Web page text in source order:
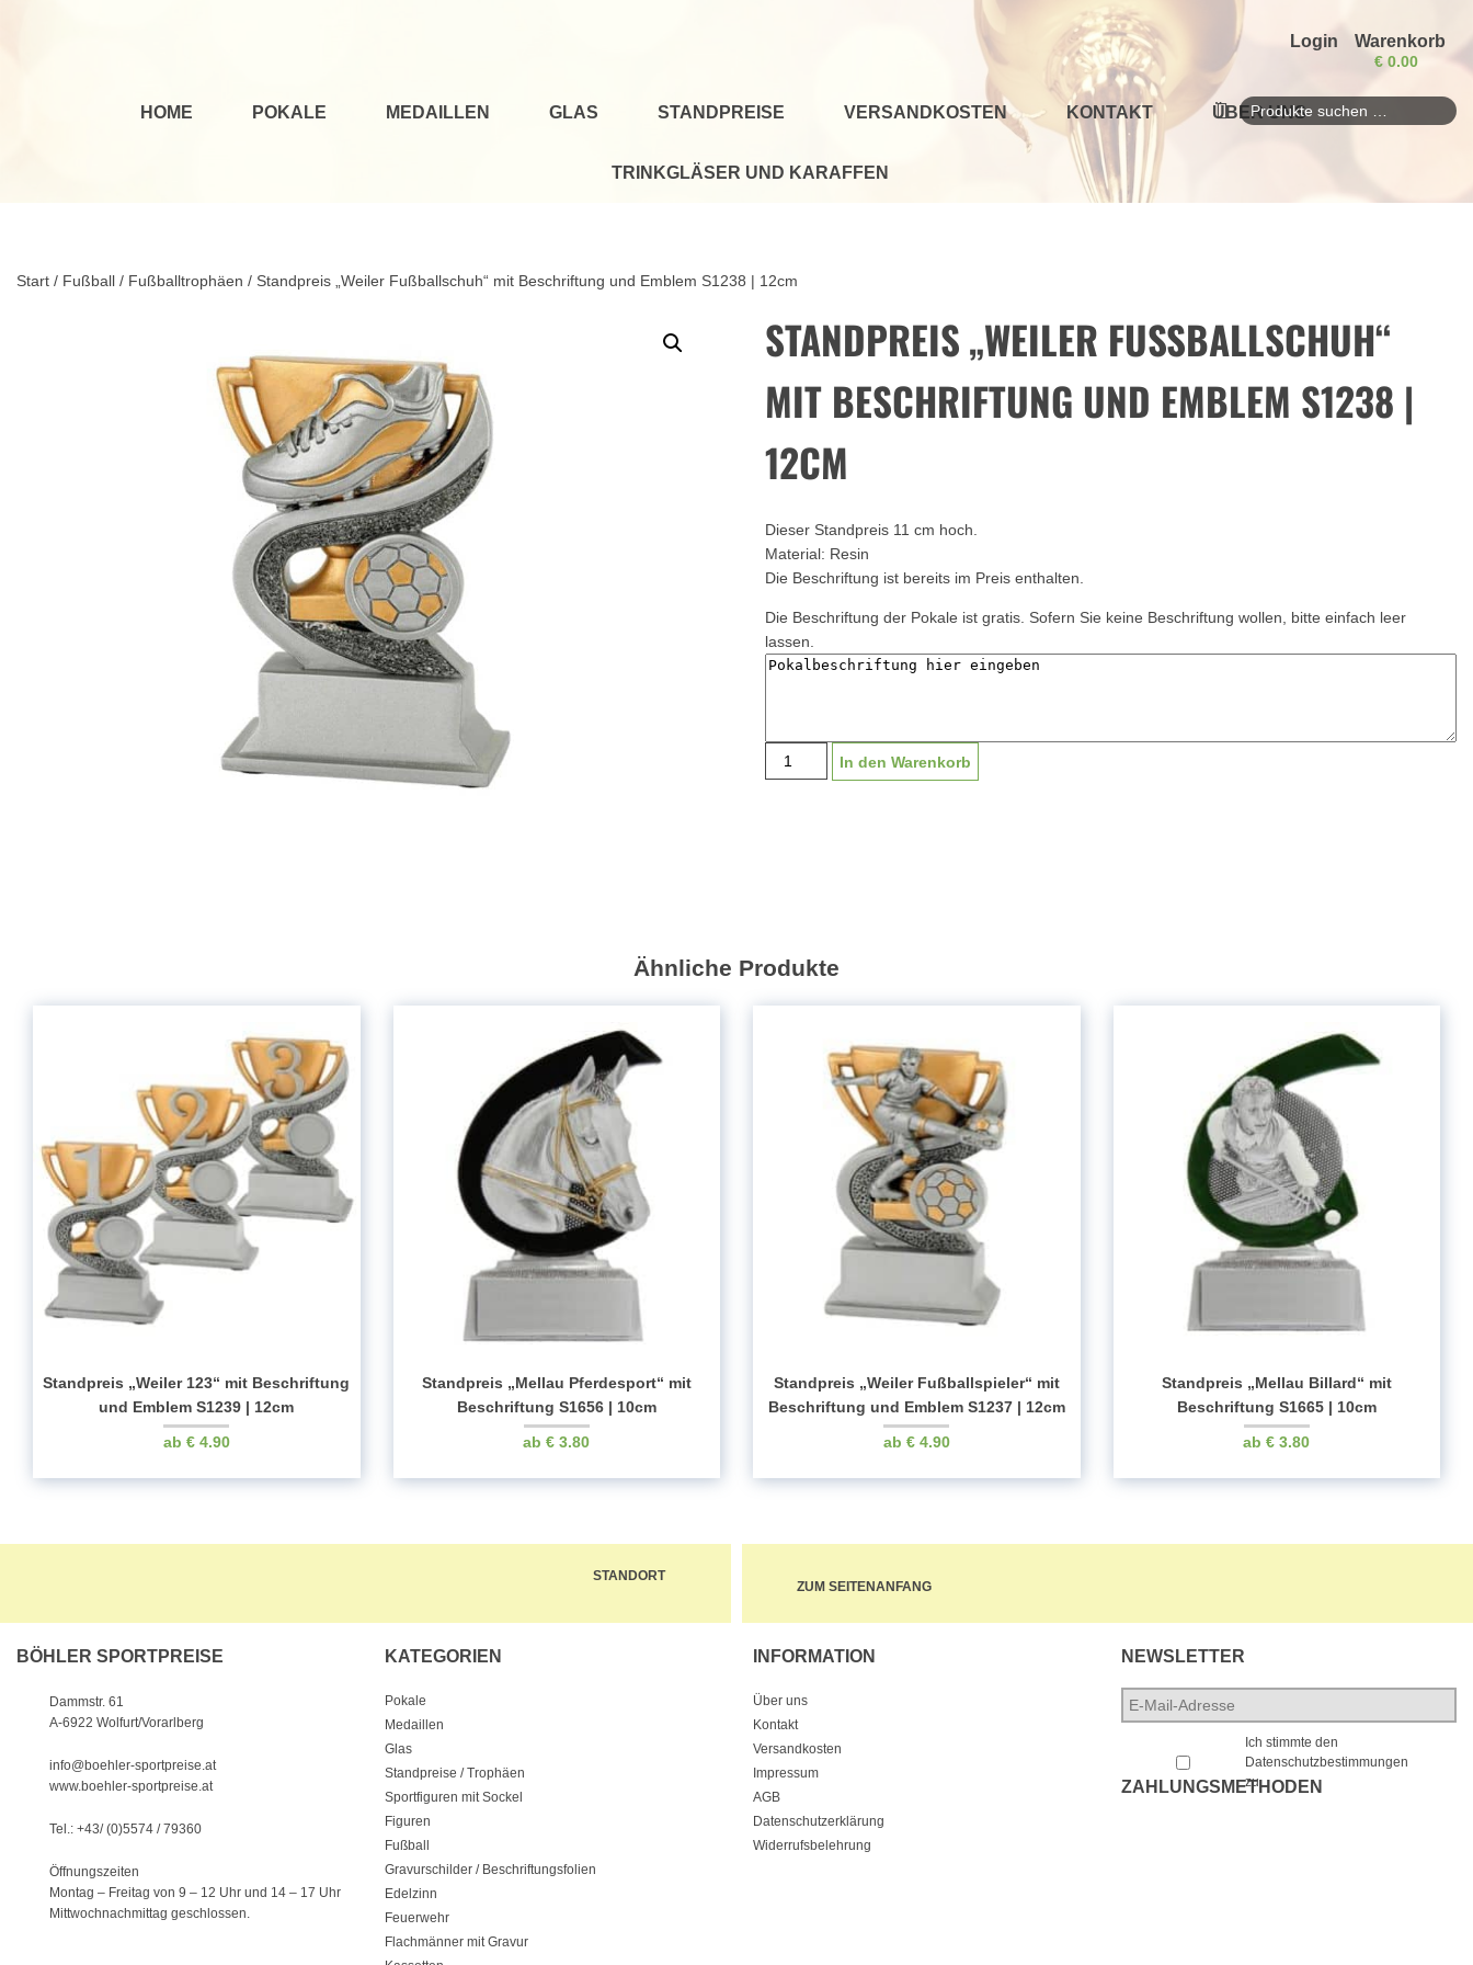
Login Warenkorb
€ 0.00
HOME POKALE MEDAILLEN GLAS STANDPREISE VERSANDKOSTEN KONTAKT ÜBER UNS
TRINKGLÄSER UND KARAFFEN
Suchen
Start / Fußball / Fußballtrophäen / Standpreis „Weiler Fußballschuh“ mit Beschriftung und Emblem S1238 | 12cm
STANDPREIS „WEILER FUSSBALLSCHUH“ M
IT BESCHRIFTUNG UND EMBLEM S1238 | 1
2CM
Dieser Standpreis 11 cm hoch.
Material: Resin
Die Beschriftung ist bereits im Preis enthalten.
Die Beschriftung der Pokale ist gratis. Sofern Sie keine Beschriftung wollen, bitte einfach leer
lassen.
Standpreis
"Weiler
12cm
In den Warenkorb
Ähnliche Produkte
Standpreis „Weiler 123“ mit Beschriftung
und Emblem S1239 | 12cm
€4.90
Standpreis „Mellau Pferdesport“ mit
Beschriftung S1656 | 10cm
€ 3.80
Standpreis „Weiler Fußballspieler“ mit
Beschriftung und Emblem S1237 | 12cm
€4.90
Standpreis „Mellau Billard“ mit
Beschriftung S1665 | 10cm
€ 3.80
STANDORT
ZUM SEITENANFANG
BÖHLER SPORTPREISE
Dammstr. 61
A-6922 Wolfurt/Vorarlberg
info@boehler-sportpreise.at
www.boehler-sportpreise.at
Tel.: +43/ (0)5574 / 79360
Öffnungszeiten
Montag – Freitag von 9 – 12 Uhr und 14 – 17 Uhr
Mittwochnachmittag geschlossen.
KATEGORIEN
Pokale
Medaillen
Glas
Standpreise / Trophäen
Sportfiguren mit Sockel
Figuren
Fußball
Gravurschilder / Beschriftungsfolien
Edelzinn
Feuerwehr
Flachmänner mit Gravur
INFORMATION
Über uns
Kontakt
Versandkosten
Impressum
AGB
Datenschutzerklärung
Widerrufsbelehrung
NEWSLETTER
E-
Mail-
Ich stimmte den
Datenschutzbestimmungen
zu.
ZAHLUNGSMETHODEN